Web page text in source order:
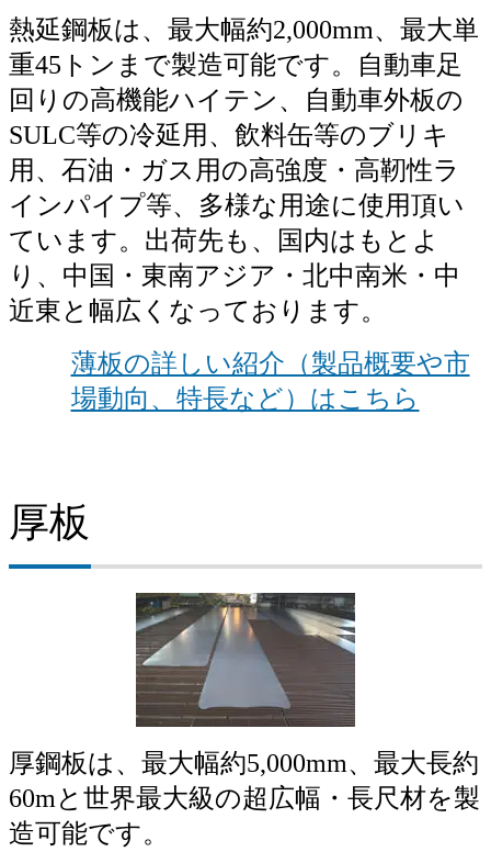
熱延鋼板は、最大幅約2,000mm、最大単
重45トンまで製造可能です。自動車足
回りの高機能ハイテン、自動車外板の
SULC等の冷延用、飲料缶等のブリキ
用、石油・ガス用の高強度・高靭性ラ
インパイプ等、多様な用途に使用頂い
ています。出荷先も、国内はもとよ
り、中国・東南アジア・北中南米・中
近東と幅広くなっております。
薄板の詳しい紹介（製品概要や市
場動向、特長など）はこちら
厚板
厚鋼板は、最大幅約5,000mm、最大長約
60mと世界最大級の超広幅・長尺材を製
造可能です。